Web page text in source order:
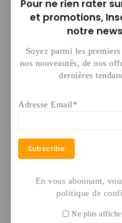
– Vente d’agent IA : 100
– Services premium
– Acquisition et gestion
– Revenus récurrents
—
👉 Construire une
👉 Avoir des offres
⚠️ Offre limitée – le prix
Pour ne rien rater
et promotions,
notre
Soyez parmi les
nos nouveautés, de nos
dernières
Adresse Email*
En vous abonnant,
politique de
Ne plus